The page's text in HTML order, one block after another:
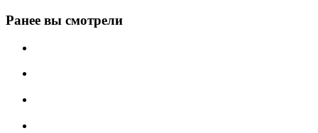
Ранее вы смотрели